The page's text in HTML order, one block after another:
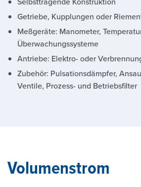
Getriebe, Kupplungen oder
Meßgeräte: Manometer,
Überwachungssysteme
Antriebe: Elektro- oder
Zubehör: Pulsationsdämpfer,
Ventile, Prozess- und Betriebsfilter
Volumenstrom